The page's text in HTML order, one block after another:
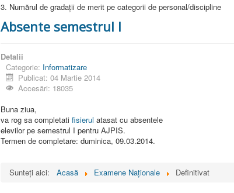
3. Numărul de gradații de merit pe categorii de personal/discipline
Absente semestrul I
Detalii
Categorie: Informatizare
Publicat: 04 Martie 2014
Accesări: 18035
Buna ziua,
va rog sa completati fisierul atasat cu absentele
elevilor pe semestrul I pentru AJPIS.
Termen de completare: duminica, 09.03.2014.
Sunteți aici: Acasă Examene Naționale Definitivat